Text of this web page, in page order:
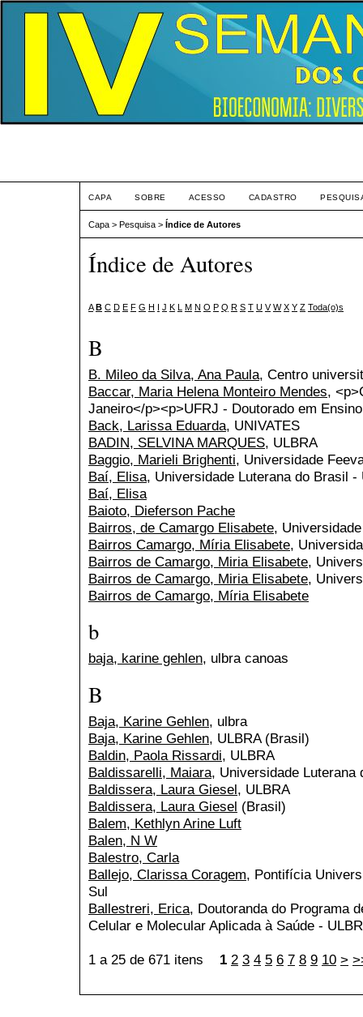
CAPA SOBRE ACESSO CADASTRO
Capa > Pesquisa > Índice de Autores
Índice de Autores
A B C D E F G H I J K L M N O P Q R S T U V W X Y Z Toda(o)s
B
B. Mileo da Silva, Ana Paula, Centro
Baccar, Maria Helena Monteiro Mendes,
Janeiro</p><p>UFRJ - Doutorado em
Back, Larissa Eduarda, UNIVATES
BADIN, SELVINA MARQUES, ULBRA
Baggio, Marieli Brighenti, Universidade
Baí, Elisa, Universidade Luterana do Brasil -
Baí, Elisa
Baioto, Dieferson Pache
Bairros, de Camargo Elisabete,
Bairros Camargo, Míria Elisabete,
Bairros de Camargo, Miria Elisabete,
Bairros de Camargo, Miria Elisabete,
Bairros de Camargo, Míria Elisabete
b
baja, karine gehlen, ulbra canoas
B
Baja, Karine Gehlen, ulbra
Baja, Karine Gehlen, ULBRA (Brasil)
Baldin, Paola Rissardi, ULBRA
Baldissarelli, Maiara, Universidade Luterana
Baldissera, Laura Giesel, ULBRA
Baldissera, Laura Giesel (Brasil)
Balem, Kethlyn Arine Luft
Balen, N W
Balestro, Carla
Ballejo, Clarissa Coragem, Pontifícia
Sul
Ballestreri, Erica, Doutoranda do Programa
Celular e Molecular Aplicada à Saúde -
1 a 25 de 671 itens 1 2 3 4 5 6 7 8 9 10 >